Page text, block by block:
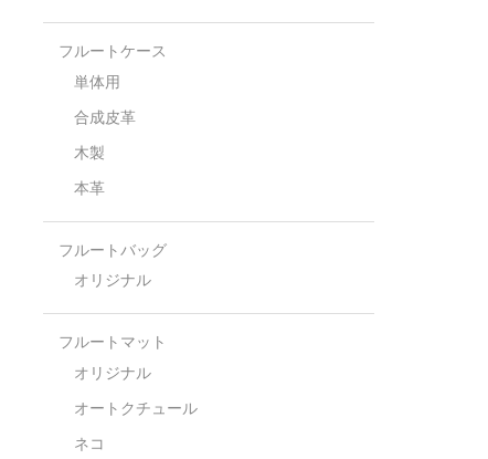
フルートケース
単体用
合成皮革
木製
本革
フルートバッグ
オリジナル
フルートマット
オリジナル
オートクチュール
ネコ